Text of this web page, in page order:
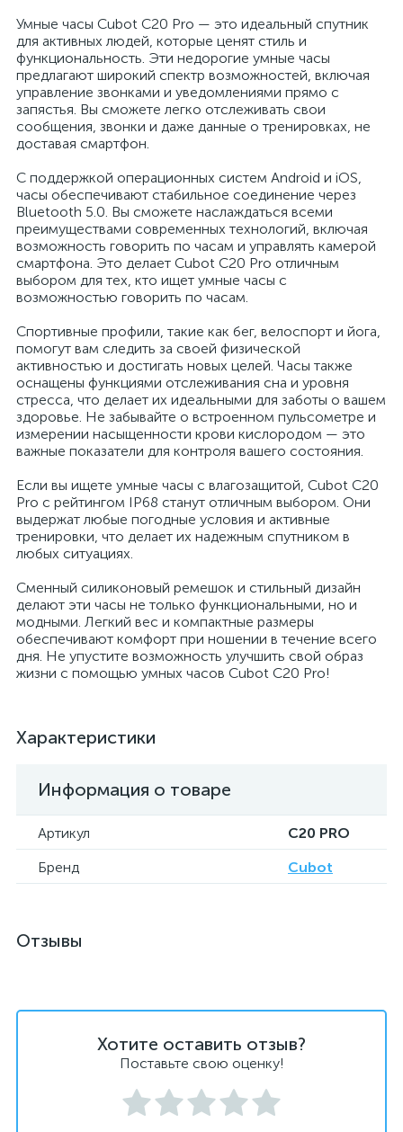
Умные часы Cubot C20 Pro — это идеальный спутник
для активных людей, которые ценят стиль и
функциональность. Эти недорогие умные часы
предлагают широкий спектр возможностей, включая
управление звонками и уведомлениями прямо с
запястья. Вы сможете легко отслеживать свои
сообщения, звонки и даже данные о тренировках, не
доставая смартфон.
С поддержкой операционных систем Android и iOS,
часы обеспечивают стабильное соединение через
Bluetooth 5.0. Вы сможете наслаждаться всеми
преимуществами современных технологий, включая
возможность говорить по часам и управлять камерой
смартфона. Это делает Cubot C20 Pro отличным
выбором для тех, кто ищет умные часы с
возможностью говорить по часам.
Спортивные профили, такие как бег, велоспорт и йога,
помогут вам следить за своей физической
активностью и достигать новых целей. Часы также
оснащены функциями отслеживания сна и уровня
стресса, что делает их идеальными для заботы о вашем
здоровье. Не забывайте о встроенном пульсометре и
измерении насыщенности крови кислородом — это
важные показатели для контроля вашего состояния.
Если вы ищете умные часы с влагозащитой, Cubot C20
Pro с рейтингом IP68 станут отличным выбором. Они
выдержат любые погодные условия и активные
тренировки, что делает их надежным спутником в
любых ситуациях.
Сменный силиконовый ремешок и стильный дизайн
делают эти часы не только функциональными, но и
модными. Легкий вес и компактные размеры
обеспечивают комфорт при ношении в течение всего
дня. Не упустите возможность улучшить свой образ
жизни с помощью умных часов Cubot C20 Pro!
Характеристики
Информация о товаре
Артикул
C20 PRO
Бренд
Cubot
Отзывы
Хотите оставить отзыв?
Поставьте свою оценку!